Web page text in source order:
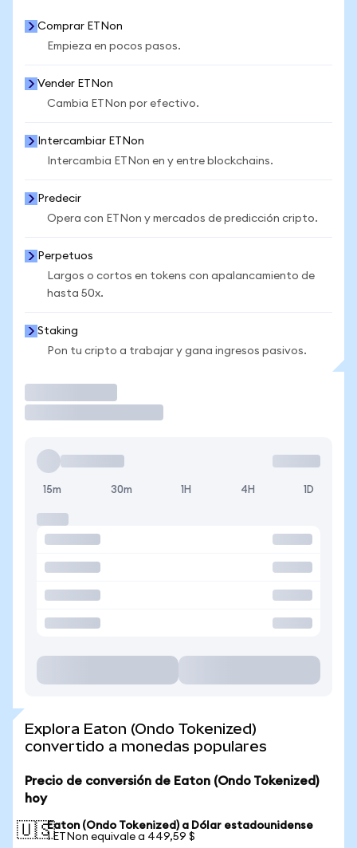
Comprar ETNon
Empieza en pocos pasos.
Vender ETNon
Cambia ETNon por efectivo.
Intercambiar ETNon
Intercambia ETNon en y entre blockchains.
Predecir
Opera con ETNon y mercados de predicción cripto.
Perpetuos
Largos o cortos en tokens con apalancamiento de
hasta 50x.
Staking
Pon tu cripto a trabajar y gana ingresos pasivos.
15m 30m 1H 4H 1D
Explora Eaton (Ondo Tokenized)
convertido a monedas populares
Precio de conversión de Eaton (Ondo Tokenized)
hoy
🇺🇸Eaton (Ondo Tokenized) a Dólar estadounidense
1 ETNon equivale a 449,59 $